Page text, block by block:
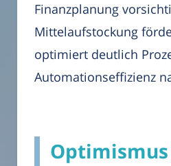
Finanzplanung
Mittelaufstockung
optimiert deutlich
Automationseffizienz